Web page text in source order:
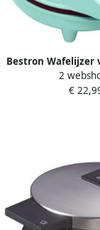
Bestron Wafelijzer
hartwafels
wafels in
2
€